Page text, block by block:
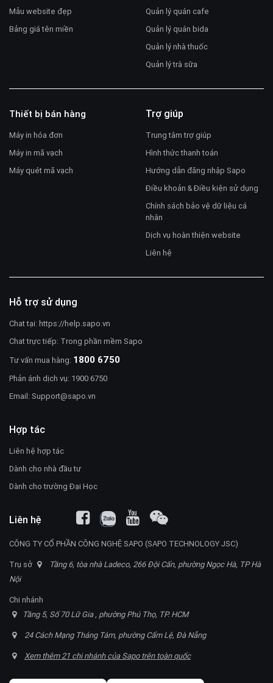
Mẫu website đẹp
Bảng giá tên miền
Quản lý quán cafe
Quản lý quán bida
Quản lý nhà thuốc
Quản lý trà sữa
Thiết bị bán hàng
Máy in hóa đơn
Máy in mã vạch
Máy quét mã vạch
Trợ giúp
Trung tâm trợ giúp
Hình thức thanh toán
Hướng dẫn đăng nhập Sapo
Điều khoản & Điều kiện sử dụng
Chính sách bảo vệ dữ liệu cá
nhân
Dịch vụ hoàn thiện website
Liên hệ
Hỗ trợ sử dụng
Chat tại:https://help.sapo.vn
Chat trực tiếp: Trong phần mềm Sapo
Tư vấn mua hàng: 1800 6750
Phản ánh dịch vụ: 1900 6750
Email:Support@sapo.vn
Hợp tác
Liên hệ hợp tác
Dành cho nhà đầu tư
Dành cho trường Đại Học
Liên hệ
CÔNG TY CỔ PHẦN CÔNG NGHỆ SAPO (SAPO TECHNOLOGY JSC)
Trụ sở
Tầng 6, tòa nhà Ladeco, 266 Đội Cấn, phường Ngọc Hà, TP Hà
Nội
Chi nhánh
Tầng 5, Số 70 Lữ Gia , phường Phú Thọ, TP. HCM
24 Cách Mạng Tháng Tám, phường Cẩm Lệ, Đà Nẵng
Xem thêm 21 chi nhánh của Sapo trên toàn quốc